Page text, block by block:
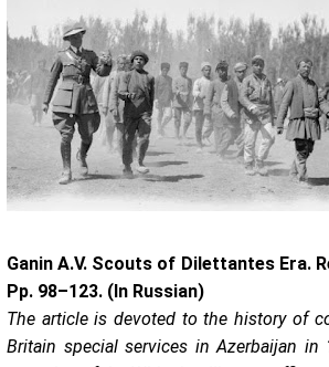
Ganin A.V. Scouts of Dilettantes Era.
Pp. 98–123. (In Russian)
The article is devoted to the history of
Britain special services in Azerbaijan